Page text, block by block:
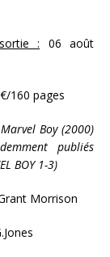
: 06 août
160 pages
Marvel Boy (2000)
publiés
BOY 1-3)
Morrison